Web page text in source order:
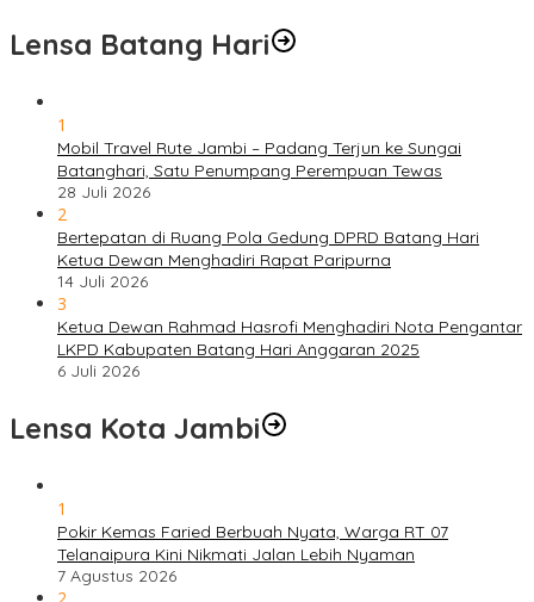
Lensa Batang Hari
1
Mobil Travel Rute Jambi – Padang Terjun ke Sungai
Batanghari, Satu Penumpang Perempuan Tewas
28 Juli 2026
2
Bertepatan di Ruang Pola Gedung DPRD Batang Hari
Ketua Dewan Menghadiri Rapat Paripurna
14 Juli 2026
3
Ketua Dewan Rahmad Hasrofi Menghadiri Nota Pengantar
LKPD Kabupaten Batang Hari Anggaran 2025
6 Juli 2026
Lensa Kota Jambi
1
Pokir Kemas Faried Berbuah Nyata, Warga RT 07
Telanaipura Kini Nikmati Jalan Lebih Nyaman
7 Agustus 2026